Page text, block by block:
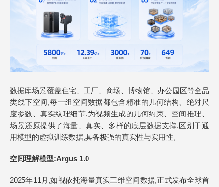
数据库场景覆盖住宅、工厂、商场、博物馆、办公园区等全品
类线下空间,每一组空间数据都包含精准的几何结构、绝对尺
度参数、真实纹理细节,为视频生成的几何约束、空间推理、
场景还原提供了海量、真实、多样的底层数据支撑,区别于通
用模型的虚拟训练数据,具备极强的真实性与实用性。
空间理解模型:Argus 1.0
2025年11月,如视依托海量真实三维空间数据,正式发布全球首